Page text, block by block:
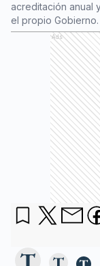
acreditación anual
el propio Gobierno.
Ads